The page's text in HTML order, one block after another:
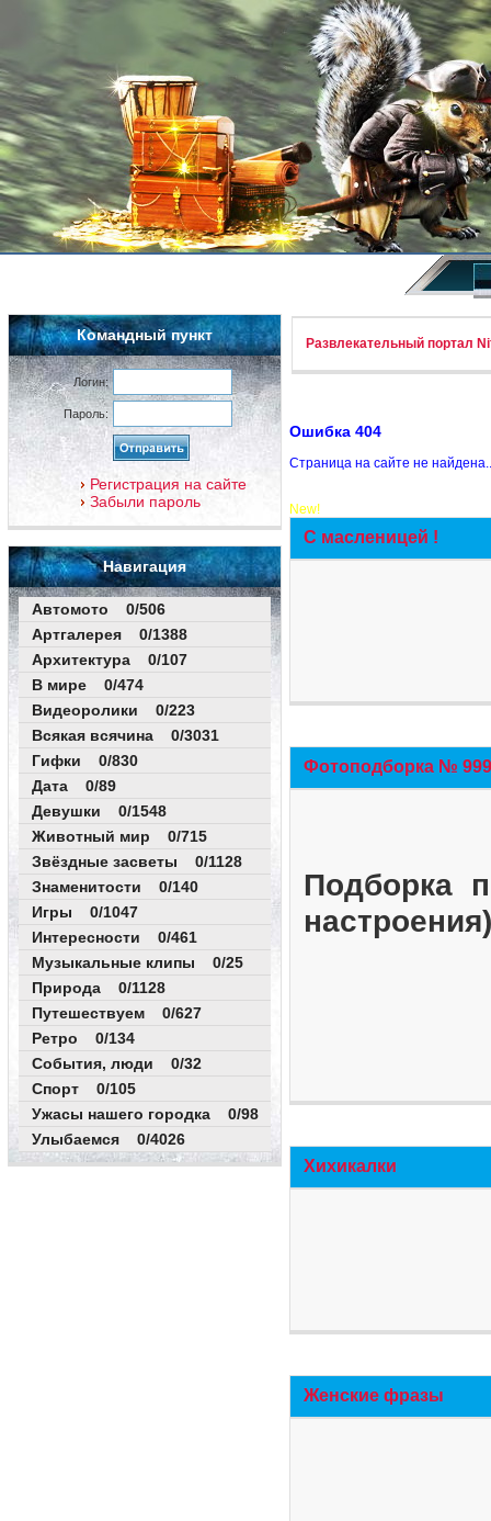
Командный пункт
Логин:
Пароль:
Регистрация на сайте
Забыли пароль
Навигация
Автомото 0/506
Артгалерея 0/1388
Архитектура 0/107
В мире 0/474
Видеоролики 0/223
Всякая всячина 0/3031
Гифки 0/830
Дата 0/89
Девушки 0/1548
Животный мир 0/715
Звёздные засветы 0/1128
Знаменитости 0/140
Игры 0/1047
Интересности 0/461
Музыкальные клипы 0/25
Природа 0/1128
Путешествуем 0/627
Ретро 0/134
События, люди 0/32
Спорт 0/105
Ужасы нашего городка 0/98
Улыбаемся 0/4026
Развлекательный портал
Ошибка 404
Страница на сайте не
New!
С масленицей !
Фотоподборка №
Подборка
Хихикалки
Женские фразы